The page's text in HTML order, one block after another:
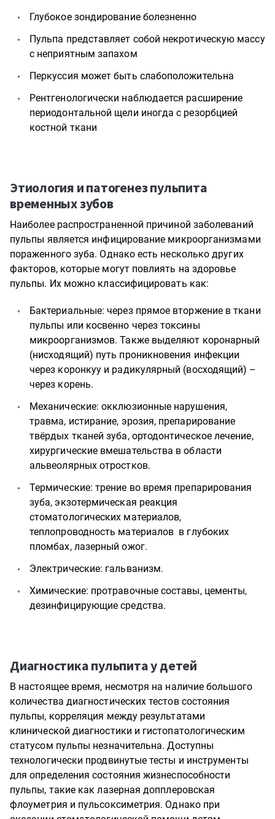
Глубокое зондирование болезненно
Пульпа представляет собой некротическую массу
с неприятным запахом
Перкуссия может быть слабоположительна
Рентгенологически наблюдается расширение
периодонтальной щели иногда с резорбцией
костной ткани
Этиология и патогенез пульпита
временных зубов
Наиболее распространенной причиной заболеваний
пульпы является инфицирование микроорганизмами
пораженного зуба. Однако есть несколько других
факторов, которые могут повлиять на здоровье
пульпы. Их можно классифицировать как:
Бактериальные: через прямое вторжение в ткани
пульпы или косвенно через токсины
микроорганизмов. Также выделяют коронарный
(нисходящий) путь проникновения инфекции
через коронкуу и радикулярный (восходящий) –
через корень.
Механические: окклюзионные нарушения,
травма, истирание, эрозия, препарирование
твёрдых тканей зуба, ортодонтическое лечение,
хирургические вмешательства в области
альвеолярных отростков.
Термические: трение во время препарирования
зуба, экзотермическая реакция
стоматологических материалов,
теплопроводность материалов в глубоких
пломбах, лазерный ожог.
Электрические: гальванизм.
Химические: протравочные составы, цементы,
дезинфицирующие средства.
Диагностика пульпита у детей
В настоящее время, несмотря на наличие большого
количества диагностических тестов состояния
пульпы, корреляция между результатами
клинической диагностики и гистопатологическим
статусом пульпы незначительна. Доступны
технологически продвинутые тесты и инструменты
для определения состояния жизнеспособности
пульпы, такие как лазерная допплеровская
флоуметрия и пульсоксиметрия. Однако при